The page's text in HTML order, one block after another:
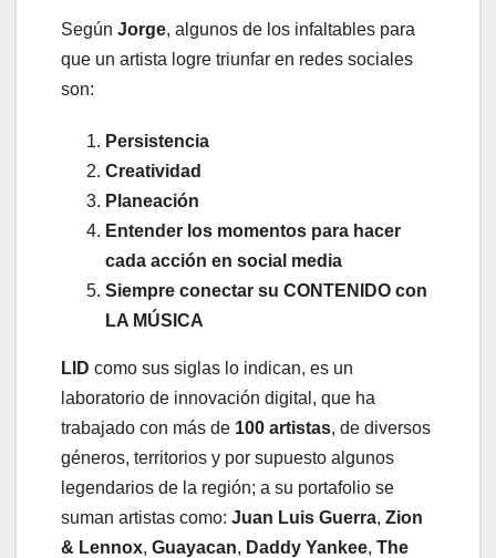
Según Jorge, algunos de los infaltables para
que un artista logre triunfar en redes sociales
son:
Persistencia
Creatividad
Planeación
Entender los momentos para hacer
cada acción en social media
Siempre conectar su CONTENIDO con
LA MÚSICA
LID como sus siglas lo indican, es un
laboratorio de innovación digital, que ha
trabajado con más de 100 artistas, de diversos
géneros, territorios y por supuesto algunos
legendarios de la región; a su portafolio se
suman artistas como: Juan Luis Guerra, Zion
& Lennox, Guayacan, Daddy Yankee, The